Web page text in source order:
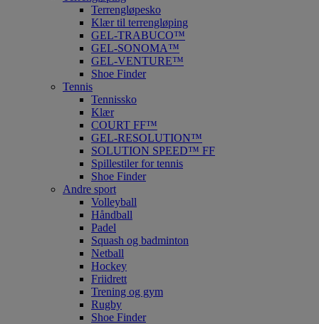
Terrengløpesko
Klær til terrengløping
GEL-TRABUCO™
GEL-SONOMA™
GEL-VENTURE™
Shoe Finder
Tennis
Tennissko
Klær
COURT FF™
GEL-RESOLUTION™
SOLUTION SPEED™ FF
Spillestiler for tennis
Shoe Finder
Andre sport
Volleyball
Håndball
Padel
Squash og badminton
Netball
Hockey
Friidrett
Trening og gym
Rugby
Shoe Finder